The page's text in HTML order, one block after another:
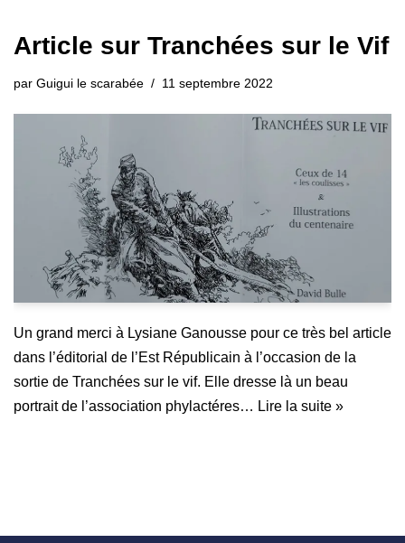
Article sur Tranchées sur le Vif
par Guigui le scarabée 11 septembre 2022
Un grand merci à Lysiane Ganousse pour ce très bel article
dans l’éditorial de l’Est Républicain à l’occasion de la
sortie de Tranchées sur le vif. Elle dresse là un beau
portrait de l’association phylactéres… Lire la suite »